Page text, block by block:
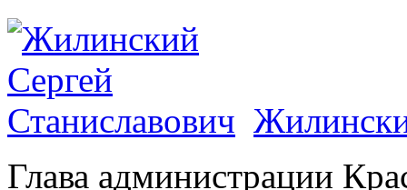
Глава администрации